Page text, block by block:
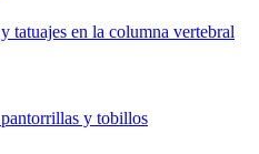
tatuajes en la columna vertebral
y tobillos